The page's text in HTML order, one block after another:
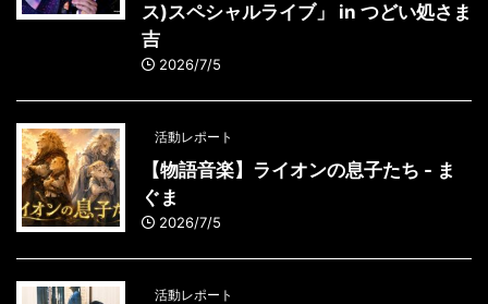
ス)スペシャルライブ」 in つどい処さま
吉
2026/7/5
活動レポート
【物語音楽】ライオンの息子たち - ま
ぐま
2026/7/5
活動レポート